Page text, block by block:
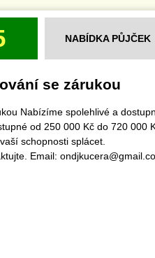
NABÍDKA PŮJČEK
se zárukou
Nabízíme spolehlivé a
od 250 000 Kč do 720 000
schopnosti splácet.
Email: